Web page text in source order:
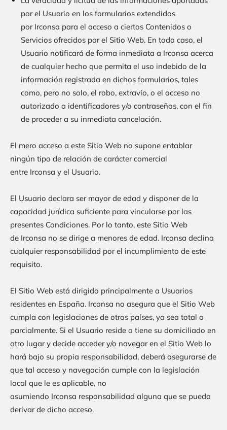
por el Usuario en los formularios extendidos
por Irconsa para el acceso a ciertos Contenidos o
Servicios ofrecidos por el Sitio Web. En todo caso, el
Usuario notificará de forma inmediata a Irconsa acerca
de cualquier hecho que permita el uso indebido de la
información registrada en dichos formularios, tales
como, pero no solo, el robo, extravío, o el acceso no
autorizado a identificadores y/o contraseñas, con el fin
de proceder a su inmediata cancelación.
El mero acceso a este Sitio Web no supone entablar
ningún tipo de relación de carácter comercial
entre Irconsa y el Usuario.
El Usuario declara ser mayor de edad y disponer de la
capacidad jurídica suficiente para vincularse por las
presentes Condiciones. Por lo tanto, este Sitio Web
de Irconsa no se dirige a menores de edad. Irconsa declina
cualquier responsabilidad por el incumplimiento de este
requisito.
El Sitio Web está dirigido principalmente a Usuarios
residentes en España. Irconsa no asegura que el Sitio Web
cumpla con legislaciones de otros países, ya sea total o
parcialmente. Si el Usuario reside o tiene su domiciliado en
otro lugar y decide acceder y/o navegar en el Sitio Web lo
hará bajo su propia responsabilidad, deberá asegurarse de
que tal acceso y navegación cumple con la legislación
local que le es aplicable, no
asumiendo Irconsa responsabilidad alguna que se pueda
derivar de dicho acceso.